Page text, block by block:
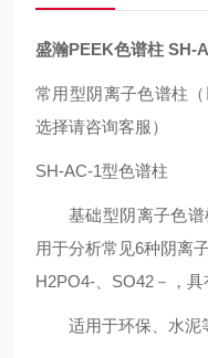
盛瀚PEEK色谱柱 SH-
常用型阴离子色谱柱
选择请咨询客服）
SH-AC-1型色谱柱
基础型阴离子色
用于分析常见6种阴离
H2PO4-、SO42－，具
适用于环保、水泥